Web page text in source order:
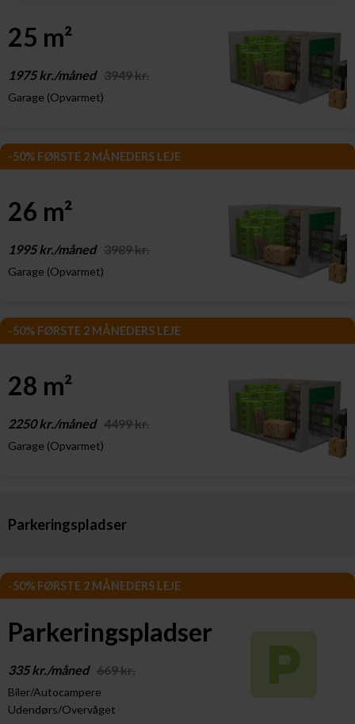
25 m²
1975 kr./måned 3949 kr.
Garage (Opvarmet)
-50% FØRSTE 2 MÅNEDERS LEJE
26 m²
1995 kr./måned 3989 kr.
Garage (Opvarmet)
-50% FØRSTE 2 MÅNEDERS LEJE
28 m²
2250 kr./måned 4499 kr.
Garage (Opvarmet)
Parkeringspladser
-50% FØRSTE 2 MÅNEDERS LEJE
Parkeringspladser
335 kr./måned 669 kr.
Biler/Autocampere
Udendørs/Overvåget